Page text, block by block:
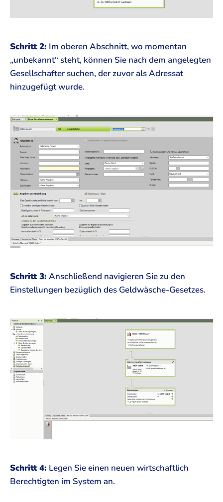
Schritt 2: Im oberen Abschnitt, wo momentan
„unbekannt“ steht, können Sie nach dem angelegten
Gesellschafter suchen, der zuvor als Adressat
hinzugefügt wurde.
Schritt 3: Anschließend navigieren Sie zu den
Einstellungen bezüglich des Geldwäsche-Gesetzes.
Schritt 4: Legen Sie einen neuen wirtschaftlich
Berechtigten im System an.